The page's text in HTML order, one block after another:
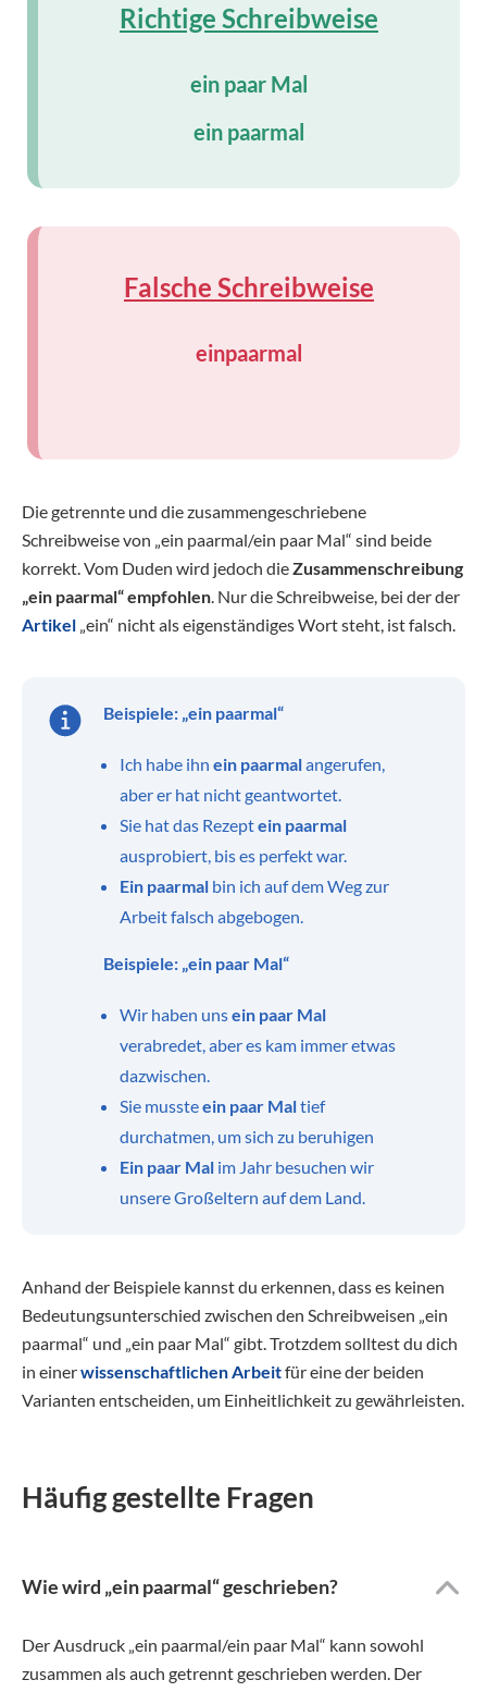
Richtige Schreibweise
ein paar Mal
ein paarmal
Falsche Schreibweise
einpaarmal
Die getrennte und die zusammengeschriebene
Schreibweise von „ein paarmal/ein paar Mal“ sind beide
korrekt. Vom Duden wird jedoch dieZusammenschreibung
„ein paarmal“ empfohlen. Nur die Schreibweise, bei der der
Artikel „ein“ nicht als eigenständiges Wort steht, ist falsch.
Beispiele: „ein paarmal“
Ich habe ihn ein paarmalangerufen,
aber er hat nicht geantwortet.
Sie hat das Rezeptein paarmal
ausprobiert, bis es perfekt war.
Ein paarmal bin ich auf dem Weg zur
Arbeit falsch abgebogen.
Beispiele: „ein paar Mal“
Wir haben unsein paar Mal
verabredet, aber es kam immer etwas
dazwischen.
Sie mussteein paar Maltief
durchatmen, um sich zu beruhigen
Ein paar Mal im Jahr besuchen wir
unsere Großeltern auf dem Land.
Anhand der Beispiele kannst du erkennen, dass es keinen
Bedeutungsunterschied zwischen den Schreibweisen „ein
paarmal“ und „ein paar Mal“ gibt. Trotzdem solltest du dich
in einerwissenschaftlichen Arbeitfür eine der beiden
Varianten entscheiden, um Einheitlichkeit zu gewährleisten.
Häufig gestellte Fragen
Wie wird „ein paarmal“ geschrieben?
Der Ausdruck „ein paarmal/ein paar Mal“ kann sowohl
zusammen als auch getrennt geschrieben werden. Der